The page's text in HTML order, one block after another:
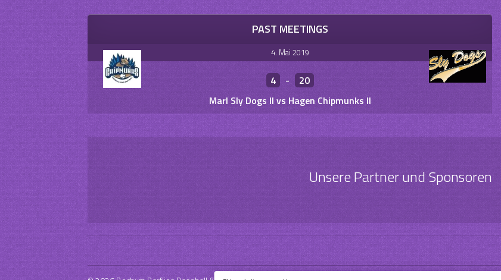
PAST MEETINGS
4. Mai 2019
4 -
20
Marl Sly Dogs II vs Hagen Chipmunks II
Unsere Partner und Sponsoren